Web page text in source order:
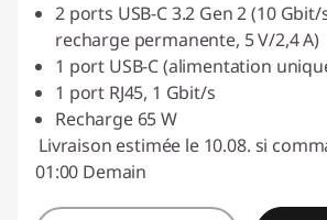
2 ports USB-C 3.2 Gen 2 (10
recharge permanente, 5 V/2,4 A)
1 port USB-C (alimentation
1 port RJ45, 1 Gbit/s
Recharge 65 W
Livraison estimée le 10.08. si
01:00 Demain